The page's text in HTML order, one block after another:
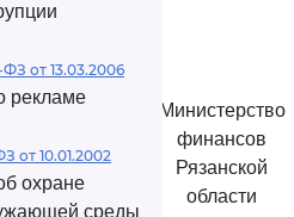
"Прочие
Министерство
финансов
Рязанской
области
от 13.03.2006
рекламе
от 10.01.2002
охране
среды